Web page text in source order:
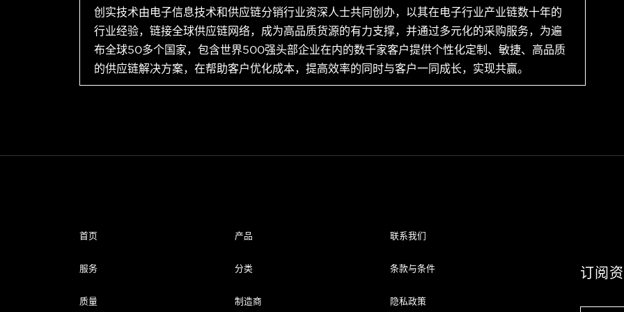
创实技术由电子信息技术和供应链分销行业资深人士共同创办，以其在电子行业产业链数十年的
行业经验，链接全球供应链网络，成为高品质货源的有力支撑，并通过多元化的采购服务，为遍
布全球50多个国家，包含世界500强头部企业在内的数千家客户提供个性化定制、敏捷、高品质
的供应链解决方案，在帮助客户优化成本，提高效率的同时与客户一同成长，实现共赢。
首页
服务
质量
产品
分类
制造商
联系我们
条款与条件
隐私政策
订阅